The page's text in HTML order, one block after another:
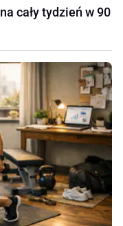
cały tydzień w 90